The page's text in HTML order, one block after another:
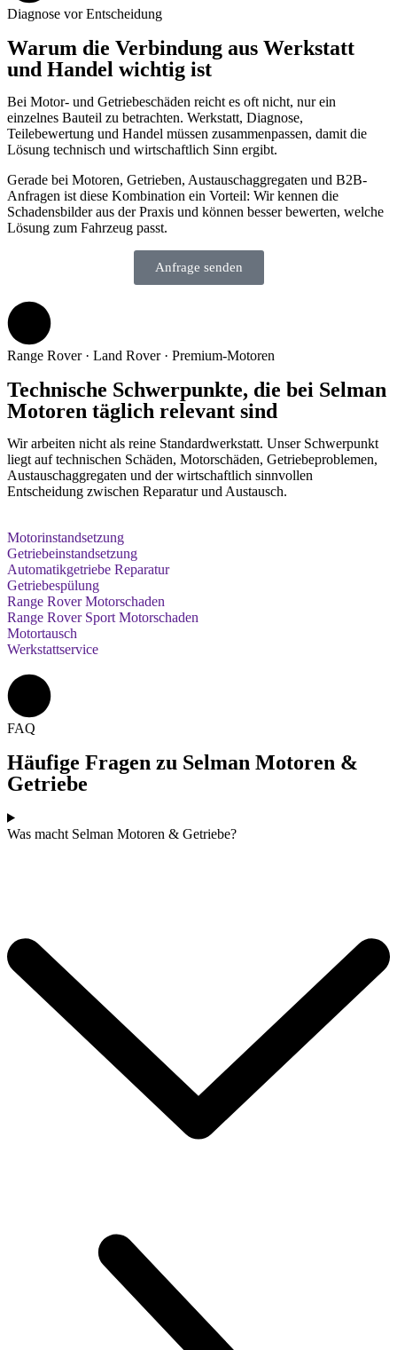
Diagnose vor Entscheidung
Warum die Verbindung aus Werkstatt
und Handel wichtig ist
Bei Motor- und Getriebeschäden reicht es oft nicht, nur ein
einzelnes Bauteil zu betrachten. Werkstatt, Diagnose,
Teilebewertung und Handel müssen zusammenpassen, damit die
Lösung technisch und wirtschaftlich Sinn ergibt.
Gerade bei Motoren, Getrieben, Austauschaggregaten und B2B-
Anfragen ist diese Kombination ein Vorteil: Wir kennen die
Schadensbilder aus der Praxis und können besser bewerten, welche
Lösung zum Fahrzeug passt.
Anfrage senden
Range Rover · Land Rover · Premium-Motoren
Technische Schwerpunkte, die bei Selman
Motoren täglich relevant sind
Wir arbeiten nicht als reine Standardwerkstatt. Unser Schwerpunkt
liegt auf technischen Schäden, Motorschäden, Getriebeproblemen,
Austauschaggregaten und der wirtschaftlich sinnvollen
Entscheidung zwischen Reparatur und Austausch.
Motorinstandsetzung
Getriebeinstandsetzung
Automatikgetriebe Reparatur
Getriebespülung
Range Rover Motorschaden
Range Rover Sport Motorschaden
Motortausch
Werkstattservice
FAQ
Häufige Fragen zu Selman Motoren &
Getriebe
Was macht Selman Motoren & Getriebe?